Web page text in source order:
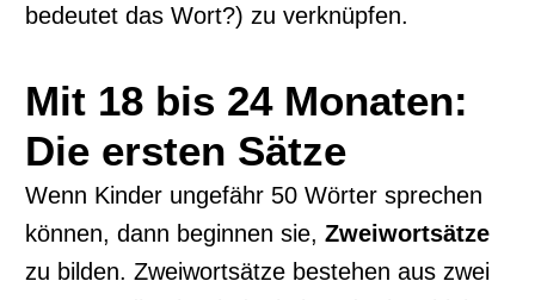
bedeutet das Wort?) zu verknüpfen.
Mit 18 bis 24 Monaten:
Die ersten Sätze
Wenn Kinder ungefähr 50 Wörter sprechen
können, dann beginnen sie, Zweiwortsätze
zu bilden. Zweiwortsätze bestehen aus zwei